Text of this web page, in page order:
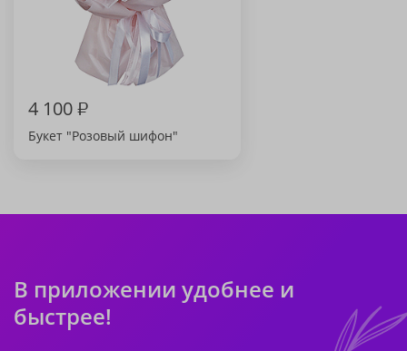
4 100₽
Букет "Розовый шифон"
В приложении удобнее и
быстрее!